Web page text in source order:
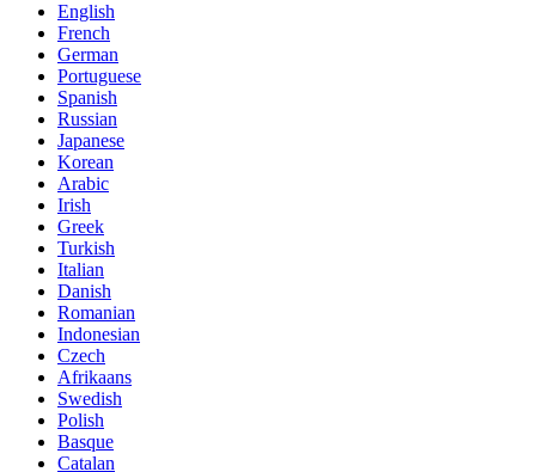
English
French
German
Portuguese
Spanish
Russian
Japanese
Korean
Arabic
Irish
Greek
Turkish
Italian
Danish
Romanian
Indonesian
Czech
Afrikaans
Swedish
Polish
Basque
Catalan